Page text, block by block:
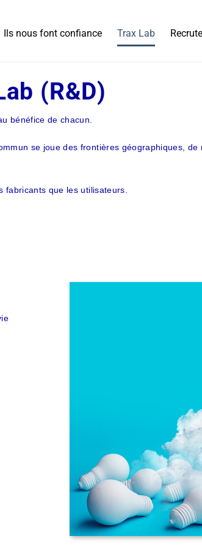
Ils nous font confiance Trax Lab
(R&D)
bénéfice de chacun.
se joue des frontières géographiques,
fabricants que les utilisateurs.